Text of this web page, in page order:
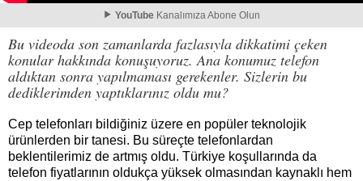
YouTube Kanalımıza Abone Olun
Bu videoda son zamanlarda fazlasıyla dikkatimi çeken
konular hakkında konuşuyoruz. Ana konumuz telefon
aldıktan sonra yapılmaması gerekenler. Sizlerin bu
dediklerimden yaptıklarınız oldu mu?
Cep telefonları bildiğiniz üzere en popüler teknolojik
ürünlerden bir tanesi. Bu süreçte telefonlardan
beklentilerimiz de artmış oldu. Türkiye koşullarında da
telefon fiyatlarının oldukça yüksek olmasından kaynaklı hem